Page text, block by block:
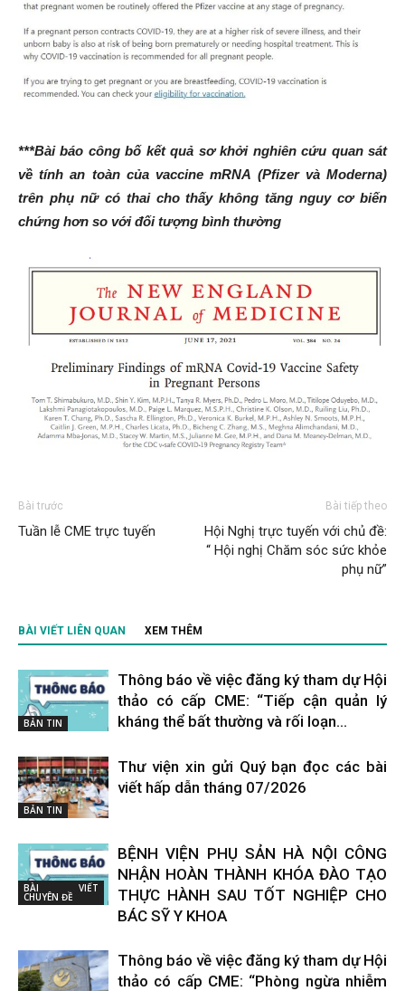
***Bài báo công bố kết quả sơ khởi nghiên cứu quan sát
về tính an toàn của vaccine mRNA (Pfizer và Moderna)
trên phụ nữ có thai cho thấy không tăng nguy cơ biến
chứng hơn so với đối tượng bình thường
Bài trước
Tuần lễ CME trực tuyến
Bài tiếp theo
Hội Nghị trực tuyến với chủ đề:
“ Hội nghị Chăm sóc sức khỏe
phụ nữ”
BÀI VIẾT LIÊN QUAN XEM THÊM
BẢN TIN
Thông báo về việc đăng ký tham dự Hội
thảo có cấp CME: “Tiếp cận quản lý
kháng thể bất thường và rối loạn...
BẢN TIN
Thư viện xin gửi Quý bạn đọc các bài
viết hấp dẫn tháng 07/2026
BÀI VIẾT
CHUYÊN ĐỀ
BỆNH VIỆN PHỤ SẢN HÀ NỘI CÔNG
NHẬN HOÀN THÀNH KHÓA ĐÀO TẠO
THỰC HÀNH SAU TỐT NGHIỆP CHO
BÁC SỸ Y KHOA
Thông báo về việc đăng ký tham dự Hội
thảo có cấp CME: “Phòng ngừa nhiễm